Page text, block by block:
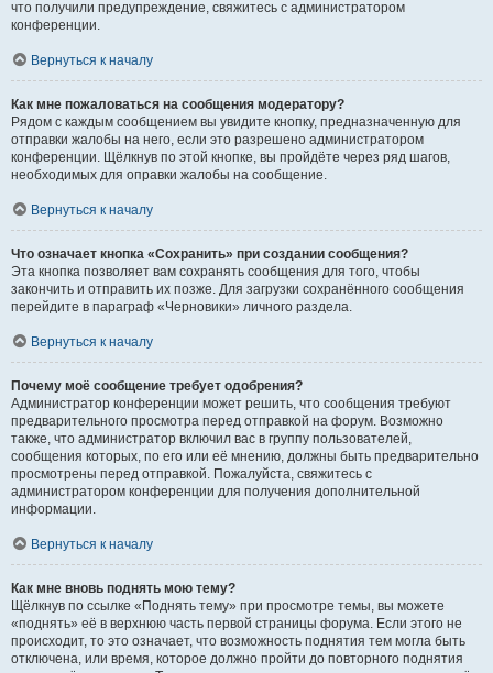
что получили предупреждение, свяжитесь с администратором
конференции.
Вернуться к началу
Как мне пожаловаться на сообщения модератору?
Рядом с каждым сообщением вы увидите кнопку, предназначенную для
отправки жалобы на него, если это разрешено администратором
конференции. Щёлкнув по этой кнопке, вы пройдёте через ряд шагов,
необходимых для оправки жалобы на сообщение.
Вернуться к началу
Что означает кнопка «Сохранить» при создании сообщения?
Эта кнопка позволяет вам сохранять сообщения для того, чтобы
закончить и отправить их позже. Для загрузки сохранённого сообщения
перейдите в параграф «Черновики» личного раздела.
Вернуться к началу
Почему моё сообщение требует одобрения?
Администратор конференции может решить, что сообщения требуют
предварительного просмотра перед отправкой на форум. Возможно
также, что администратор включил вас в группу пользователей,
сообщения которых, по его или её мнению, должны быть предварительно
просмотрены перед отправкой. Пожалуйста, свяжитесь с
администратором конференции для получения дополнительной
информации.
Вернуться к началу
Как мне вновь поднять мою тему?
Щёлкнув по ссылке «Поднять тему» при просмотре темы, вы можете
«поднять» её в верхнюю часть первой страницы форума. Если этого не
происходит, то это означает, что возможность поднятия тем могла быть
отключена, или время, которое должно пройти до повторного поднятия